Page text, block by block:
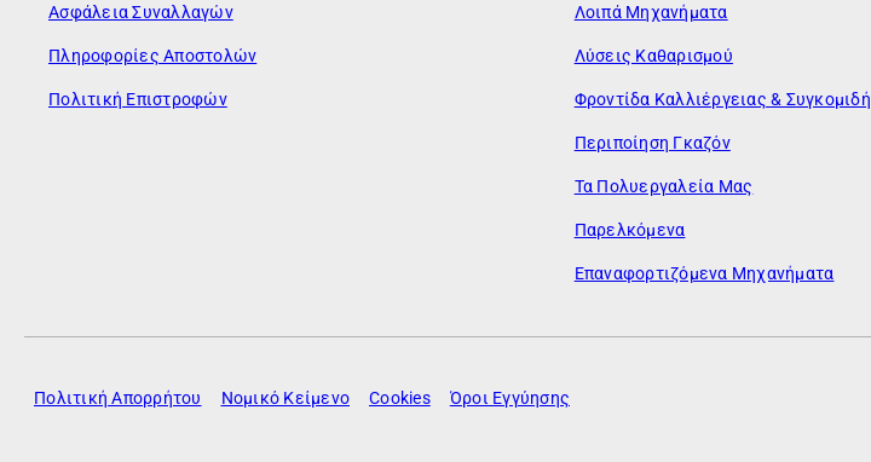
Ασφάλεια Συναλλαγών
Πληροφορίες Αποστολών
Πολιτική Επιστροφών
Λοιπά Μηχανήματα
Λύσεις Καθαρισμού
Φροντίδα Καλλιέργειας & Συγκομιδή
Περιποίηση Γκαζόν
Τα Πολυεργαλεία Μας
Παρελκόμενα
Επαναφορτιζόμενα Μηχανήματα
Πολιτική Απορρήτου Νομικό Κείμενο Cookies Όροι Εγγύησης